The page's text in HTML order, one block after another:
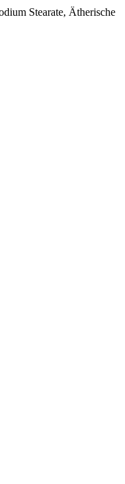
Stearate, Ätherische